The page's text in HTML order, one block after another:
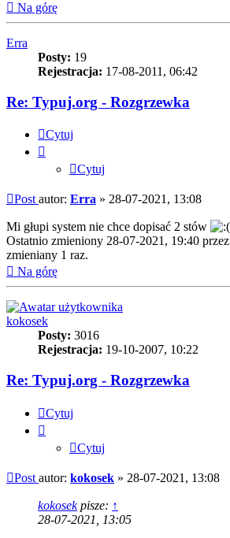
Na górę
Erra
Posty: 19
Rejestracja: 17-08-2011, 06:42
Re: Typuj.org - Rozgrzewka
Cytuj
Cytuj
Post autor: Erra » 28-07-2021, 13:08
Mi głupi system nie chce dopisać 2 stów
Ostatnio zmieniony 28-07-2021, 19:40 przez
zmieniany 1 raz.
Na górę
kokosek
Posty: 3016
Rejestracja: 19-10-2007, 10:22
Re: Typuj.org - Rozgrzewka
Cytuj
Cytuj
Post autor: kokosek » 28-07-2021, 13:08
kokosekpisze: ↑
28-07-2021, 13:05